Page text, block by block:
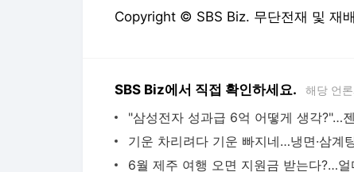
Copyright © SBS Biz. 무단전재 및 재
SBS Biz에서 직접 확인하세요. 해당 언